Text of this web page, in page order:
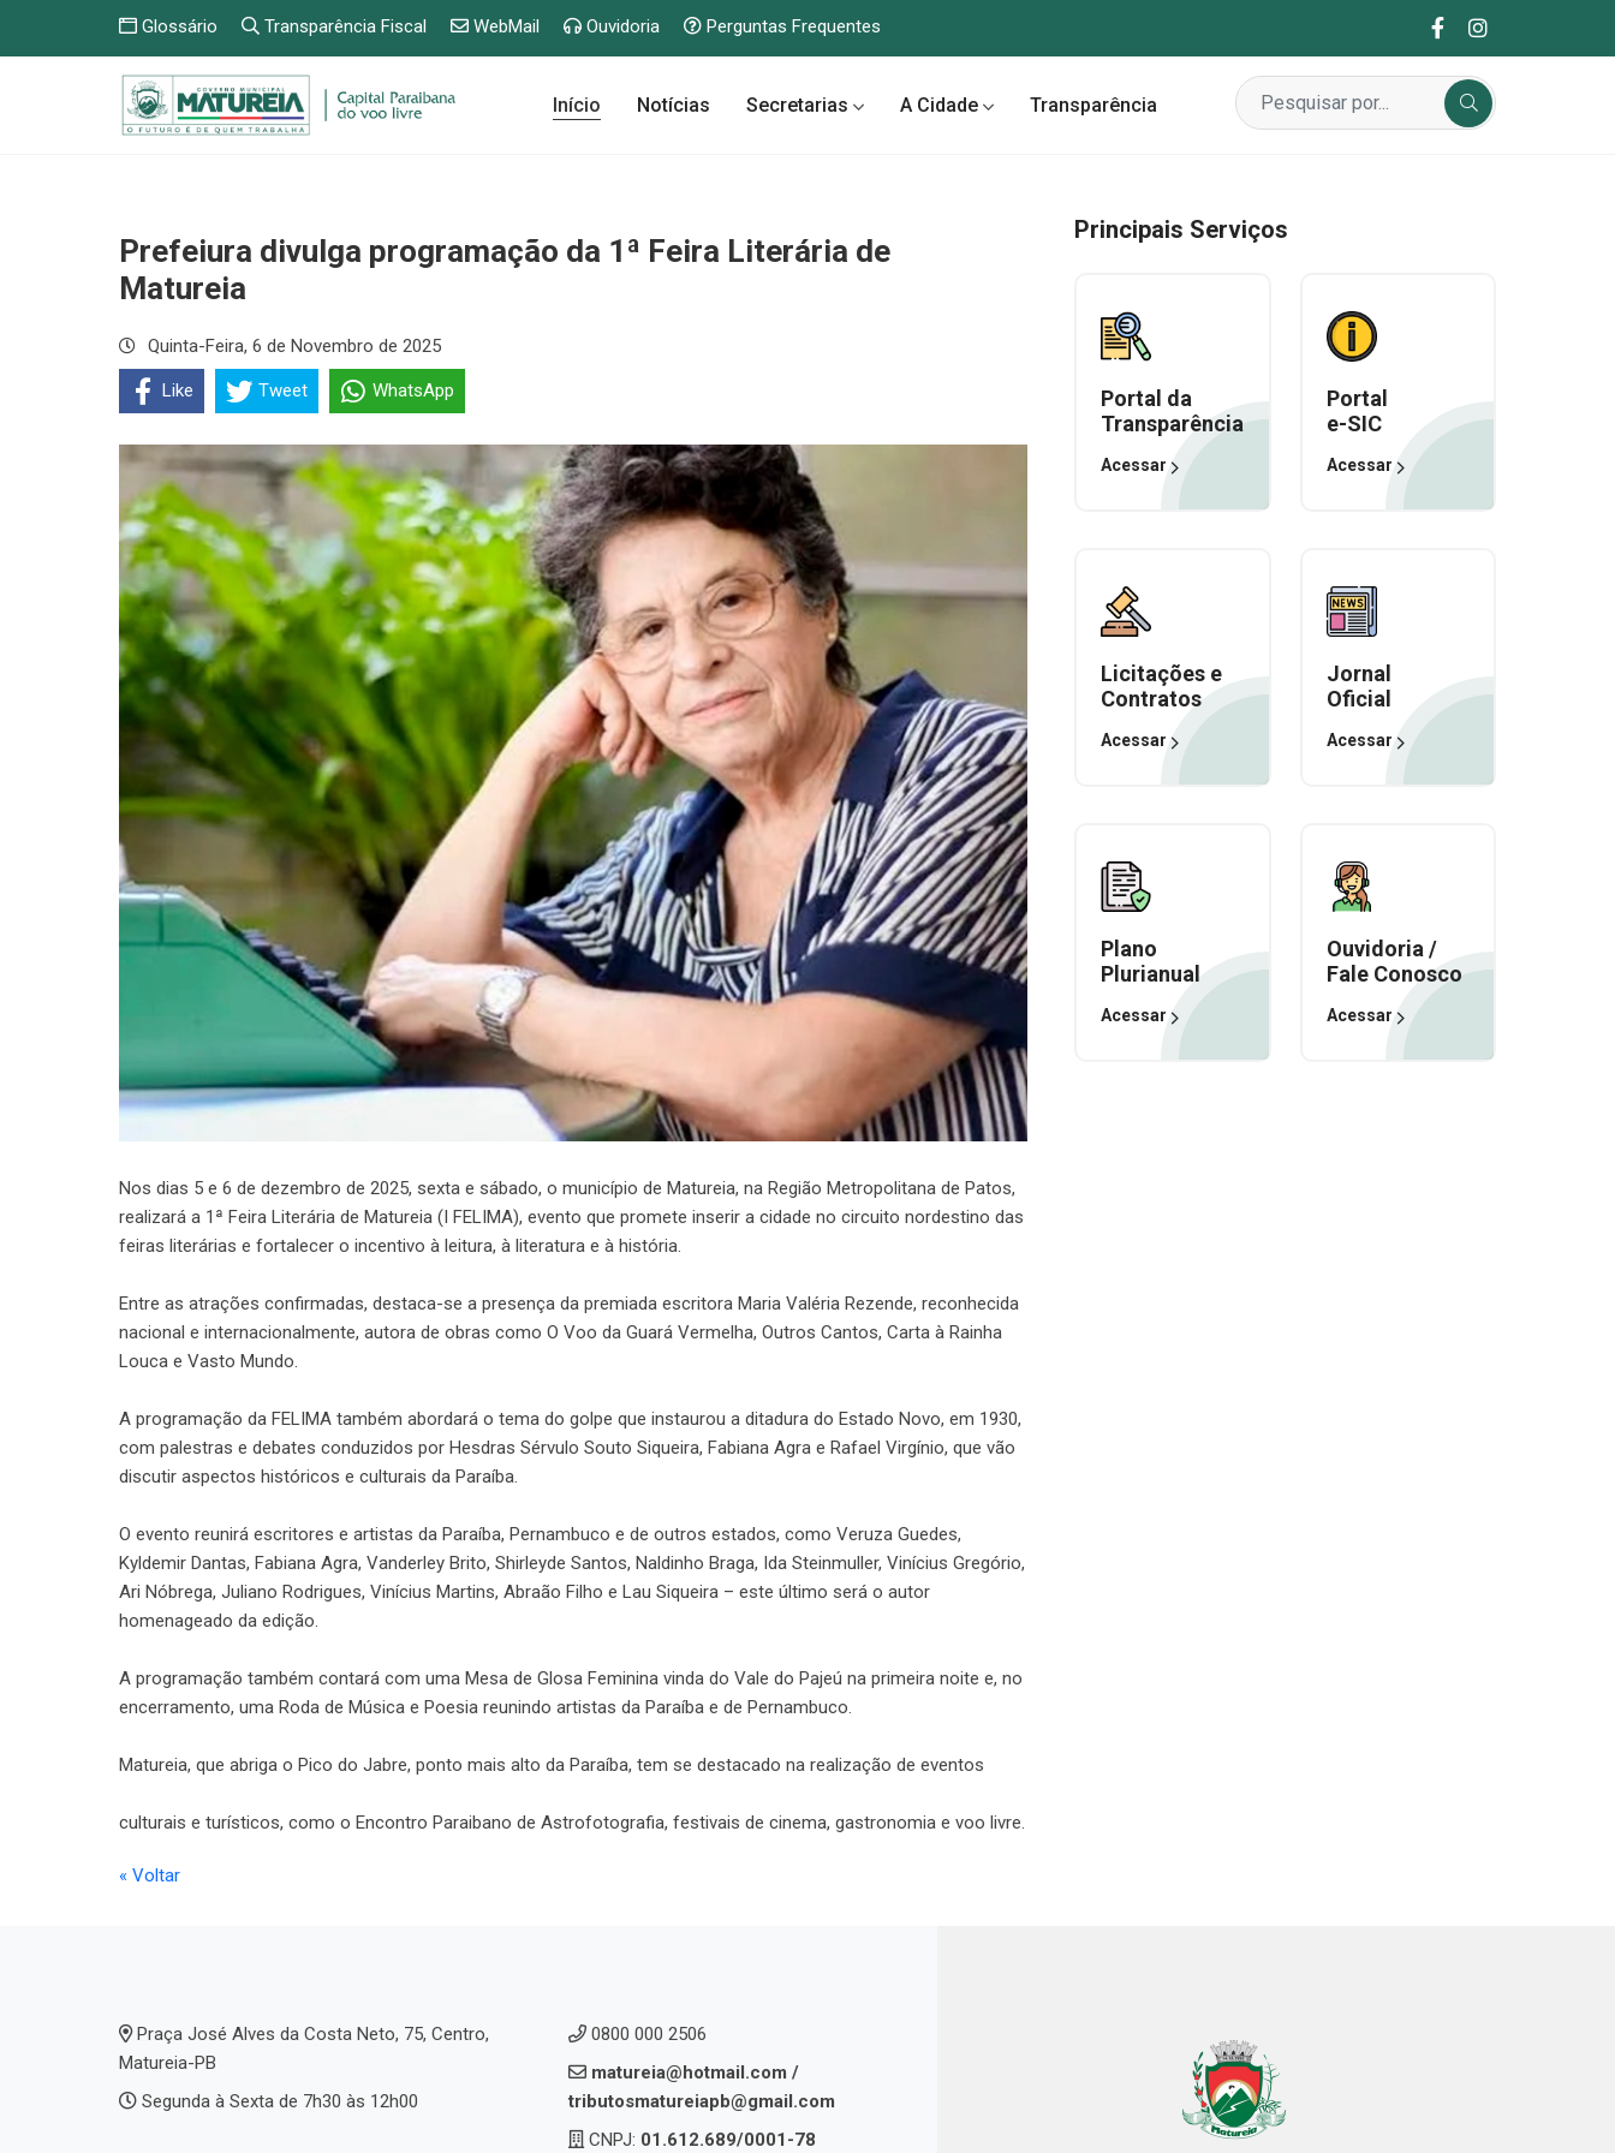
Glossário Transparência Fiscal WebMail Ouvidoria Perguntas Frequentes
Início Notícias Secretarias A Cidade Transparência
Prefeiura divulga programação da 1ª Feira Literária de
Matureia
Quinta-Feira, 6 de Novembro de 2025
Like Tweet WhatsApp
Nos dias 5 e 6 de dezembro de 2025, sexta e sábado, o município de Matureia, na Região Metropolitana de Patos,
realizará a 1ª Feira Literária de Matureia (I FELIMA), evento que promete inserir a cidade no circuito nordestino das
feiras literárias e fortalecer o incentivo à leitura, à literatura e à história.
Entre as atrações confirmadas, destaca-se a presença da premiada escritora Maria Valéria Rezende, reconhecida
nacional e internacionalmente, autora de obras como O Voo da Guará Vermelha, Outros Cantos, Carta à Rainha
Louca e Vasto Mundo.
A programação da FELIMA também abordará o tema do golpe que instaurou a ditadura do Estado Novo, em 1930,
com palestras e debates conduzidos por Hesdras Sérvulo Souto Siqueira, Fabiana Agra e Rafael Virgínio, que vão
discutir aspectos históricos e culturais da Paraíba.
O evento reunirá escritores e artistas da Paraíba, Pernambuco e de outros estados, como Veruza Guedes,
Kyldemir Dantas, Fabiana Agra, Vanderley Brito, Shirleyde Santos, Naldinho Braga, Ida Steinmuller, Vinícius Gregório,
Ari Nóbrega, Juliano Rodrigues, Vinícius Martins, Abraão Filho e Lau Siqueira – este último será o autor
homenageado da edição.
A programação também contará com uma Mesa de Glosa Feminina vinda do Vale do Pajeú na primeira noite e, no
encerramento, uma Roda de Música e Poesia reunindo artistas da Paraíba e de Pernambuco.
Matureia, que abriga o Pico do Jabre, ponto mais alto da Paraíba, tem se destacado na realização de eventos
culturais e turísticos, como o Encontro Paraibano de Astrofotografia, festivais de cinema, gastronomia e voo livre.
« Voltar
Principais Serviços
Portal da
Transparência
Acessar
Portal
e-SIC
Acessar
Licitações e
Contratos
Acessar
Jornal
Oficial
Acessar
Plano
Plurianual
Acessar
Ouvidoria /
Fale Conosco
Acessar
Praça José Alves da Costa Neto, 75, Centro,
Matureia-PB
Segunda à Sexta de 7h30 às 12h00
0800 000 2506
matureia@hotmail.com /
tributosmatureiapb@gmail.com
CNPJ: 01.612.689/0001-78